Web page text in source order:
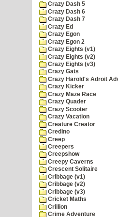
Crazy Dash 5
Crazy Dash 6
Crazy Dash 7
Crazy Ed
Crazy Egon
Crazy Egon 2
Crazy Eights (v1)
Crazy Eights (v2)
Crazy Eights (v3)
Crazy Gats
Crazy Harold's Adroit
Crazy Kicker
Crazy Maze Race
Crazy Quader
Crazy Scooter
Crazy Vacation
Creature Creator
Credino
Creep
Creepers
Creepshow
Creepy Caverns
Crescent Solitaire
Cribbage (v1)
Cribbage (v2)
Cribbage (v3)
Cricket Maths
Crillion
Crime Adventure